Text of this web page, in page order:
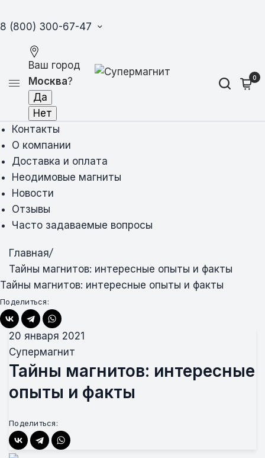
8 (800) 300-67-47
Ваш город
Москва? 0
Контакты
О компании
Доставка и оплата
Неодимовые магниты
Новости
Отзывы
Часто задаваемые вопросы
Главная/
Тайны магнитов: интересные опыты и факты
Тайны магнитов: интересные опыты и факты
Поделиться:
20 января 2021
Супермагнит
Тайны магнитов: интересные
опыты и факты
Поделиться: